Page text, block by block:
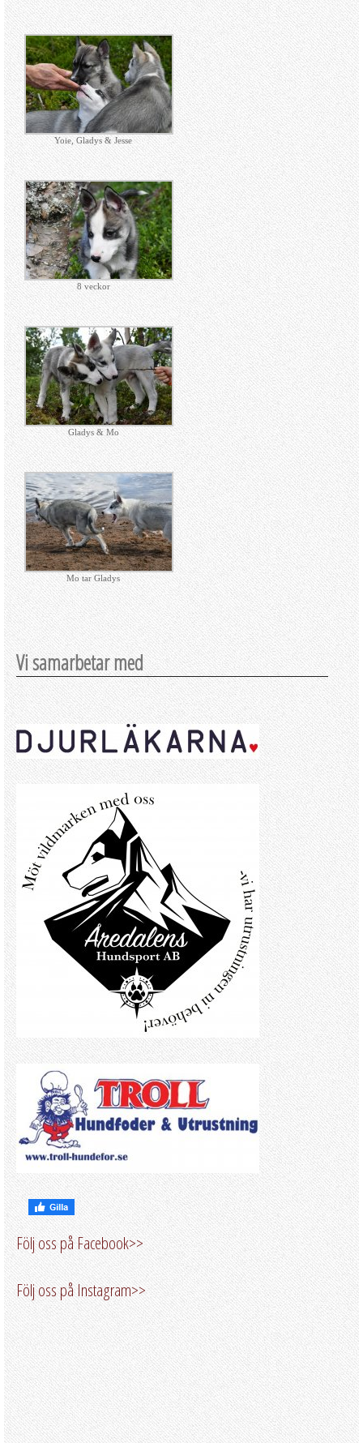
Yoie, Gladys & Jesse
8 veckor
Gladys & Mo
Mo tar Gladys
Vi samarbetar med
Följ oss på Facebook>>
Följ oss på Instagram>>